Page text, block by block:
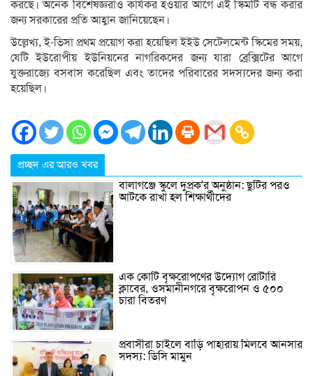
করছে। অনেক বিশেষজ্ঞরাও কার্যকর হওয়ার আগে এই স্কিমটি বন্ধ করার
জন্য সরকারের প্রতি আহ্বান জানিয়েছেন।
উল্লেখ্য, ই-ভিসা প্রথম প্রয়োগ করা হয়েছিল ইইউ সেটেলমেন্ট স্কিমের সময়,
যেটি ইউরোপীয় ইউনিয়নের নাগরিকদের জন্য যারা ব্রেক্সিটের আগে
যুক্তরাজ্যে বসবাস করেছিল এবং তাদের পরিবারের সদস্যদের জন্য করা
হয়েছিল।
প্রচ্ছদ এর আরও খবর
বালাগঞ্জে স্কুলে দুপ্রক’র অনুষ্ঠান: ছুটির পরও
আটকে রাখা হল শিক্ষার্থীদের
এক কোটি বৃক্ষরোপণের উদ্যোগ রোটারি
ক্লাবের, ওসমানীনগরে বৃক্ষরোপন ও ৫০০
চারা বিতরণ
প্রবাসীরা চাইলে বাড়ি পাহারায় মিলবে আনসার
সদস্য: ডিসি মামুন